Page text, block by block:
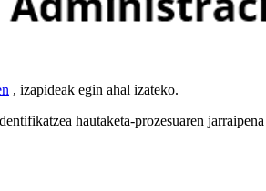
, izapideak egin ahal izateko.
hautaketa-prozesuaren